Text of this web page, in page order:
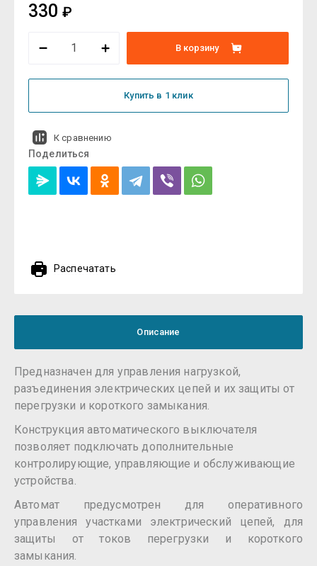
330 ₽
В корзину
Купить в 1 клик
К сравнению
Поделиться
Распечатать
Описание
Предназначен для управления нагрузкой,
разъединения электрических цепей и их защиты от
перегрузки и короткого замыкания.
Конструкция автоматического выключателя
позволяет подключать дополнительные
контролирующие, управляющие и обслуживающие
устройства.
Автомат предусмотрен для оперативного
управления участками электрический цепей, для
защиты от токов перегрузки и короткого
замыкания.